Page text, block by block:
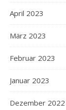
April 2023
März 2023
Februar 2023
Januar 2023
Dezember 2022